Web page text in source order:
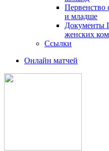
Первенство
и младше
Документы
женских
Ссылки
Онлайн матчей